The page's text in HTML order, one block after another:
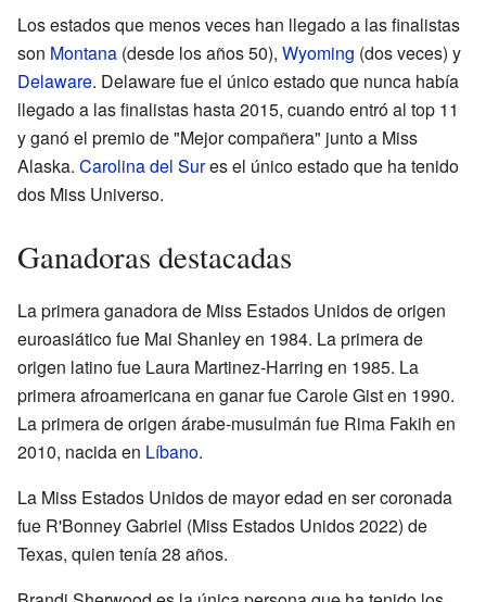
Los estados que menos veces han llegado a las finalistas
son Montana (desde los años 50), Wyoming (dos veces) y
Delaware. Delaware fue el único estado que nunca había
llegado a las finalistas hasta 2015, cuando entró al top 11
y ganó el premio de "Mejor compañera" junto a Miss
Alaska. Carolina del Sures el único estado que ha tenido
dos Miss Universo.
Ganadoras destacadas
La primera ganadora de Miss Estados Unidos de origen
euroasiático fue Mai Shanley en 1984. La primera de
origen latino fue Laura Martinez-Harring en 1985. La
primera afroamericana en ganar fue Carole Gist en 1990.
La primera de origen árabe-musulmán fue Rima Fakih en
2010, nacida en Líbano.
La Miss Estados Unidos de mayor edad en ser coronada
fue R'Bonney Gabriel (Miss Estados Unidos 2022) de
Texas, quien tenía 28 años.